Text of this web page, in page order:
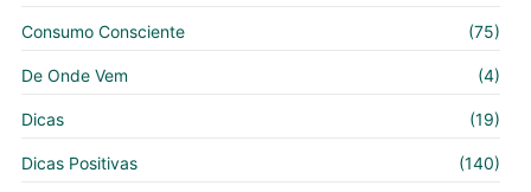
Consumo Consciente (75)
De Onde Vem (4)
Dicas (19)
Dicas Positivas (140)